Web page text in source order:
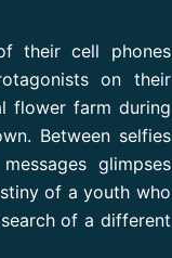
their cell phones
on their
flower farm during
Between selfies
glimpses
of a youth who
of a different